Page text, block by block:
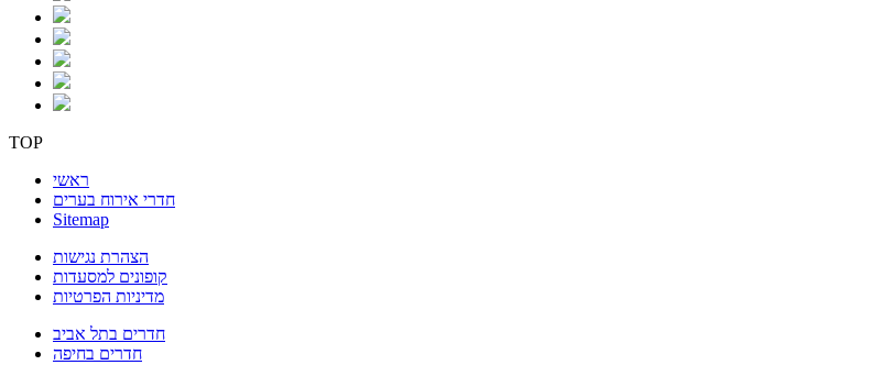
TOP
ראשי
חדרי אירוח בערים
Sitemap
הצהרת נגישות
קופונים למסעדות
מדיניות הפרטיות
חדרים בתל אביב
חדרים בחיפה